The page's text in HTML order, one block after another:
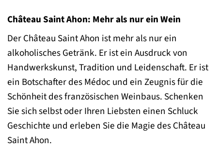
Château Saint Ahon: Mehr als nur ein Wein
Der Château Saint Ahon ist mehr als nur ein
alkoholisches Getränk. Er ist ein Ausdruck von
Handwerkskunst, Tradition und Leidenschaft. Er ist
ein Botschafter des Médoc und ein Zeugnis für die
Schönheit des französischen Weinbaus. Schenken
Sie sich selbst oder Ihren Liebsten einen Schluck
Geschichte und erleben Sie die Magie des Château
Saint Ahon.